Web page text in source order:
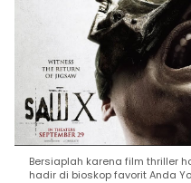
Bersiaplah karena film thriller
hadir di bioskop favorit Anda